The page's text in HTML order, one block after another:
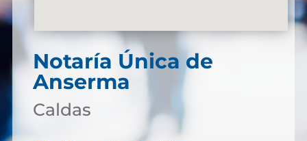
Notaría Única de
Anserma
Caldas